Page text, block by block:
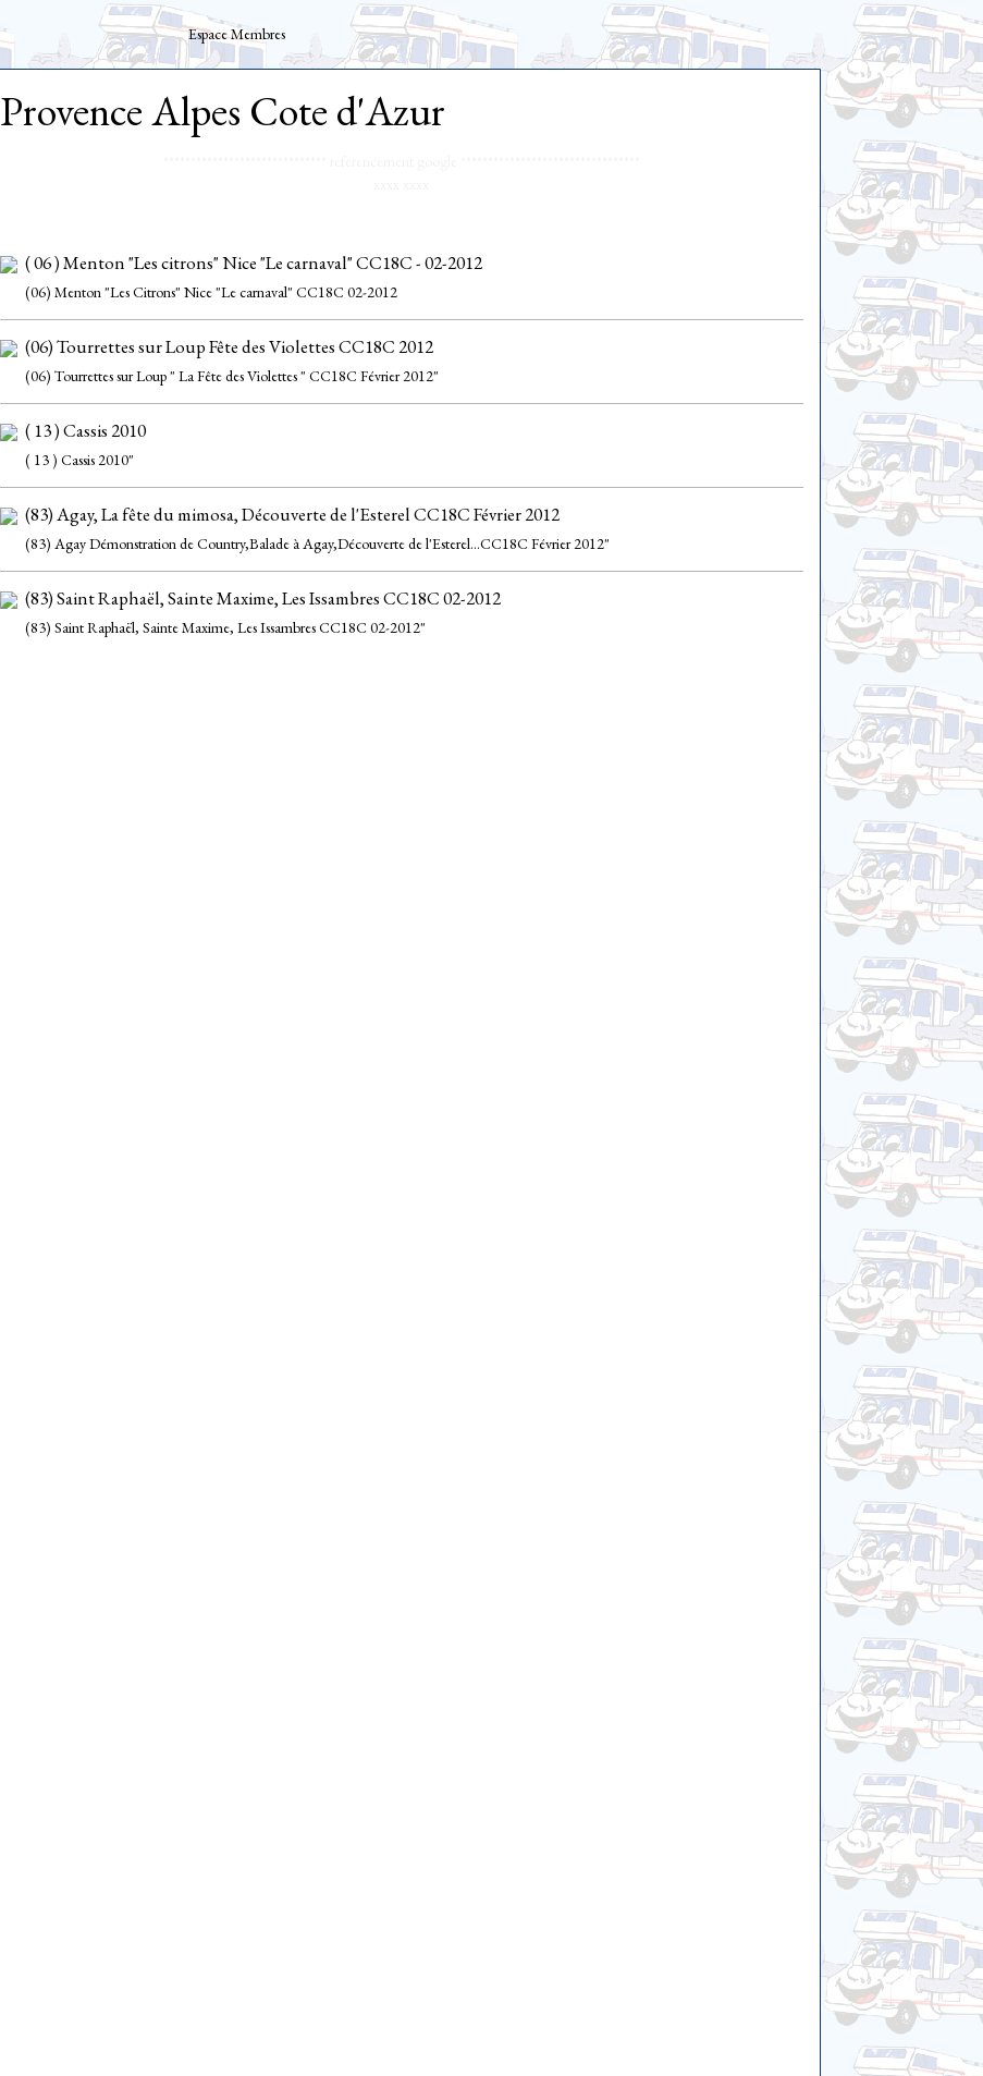
Espace Membres
Provence Alpes Cote d'Azur
( 06 ) Menton "Les citrons" Nice "Le carnaval" CC18C - 02-2012
(06) Menton "Les Citrons" Nice "Le carnaval" CC18C 02-2012
(06) Tourrettes sur Loup Fête des Violettes CC18C 2012
(06) Tourrettes sur Loup " La Fête des Violettes " CC18C Février 2012"
( 13 ) Cassis 2010
( 13 ) Cassis 2010"
(83) Agay, La fête du mimosa, Découverte de l'Esterel CC18C Février 2012
(83) Agay Démonstration de Country,Balade à Agay,Découverte de l'Esterel...CC18C Février 2012"
(83) Saint Raphaël, Sainte Maxime, Les Issambres CC18C 02-2012
(83) Saint Raphaël, Sainte Maxime, Les Issambres CC18C 02-2012"